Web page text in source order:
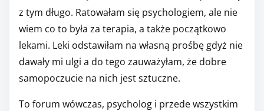
z tym długo. Ratowałam się psychologiem, ale nie
wiem co to była za terapia, a także początkowo
lekami. Leki odstawiłam na własną prośbę gdyż nie
dawały mi ulgi a do tego zauważyłam, że dobre
samopoczucie na nich jest sztuczne.
To forum wówczas, psycholog i przede wszystkim